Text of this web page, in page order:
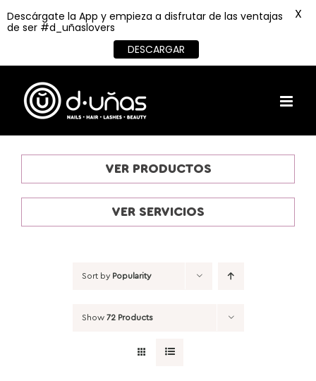
content
VER PRODUCTOS
VER SERVICIOS
Sort by Popularity
Show 72 Products
Descárgate la App y empieza a disfrutar de las ventajas
de ser #d_uñaslovers
DESCARGAR
X